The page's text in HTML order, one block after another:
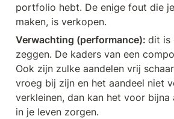
portfolio hebt. De enige fout die
maken, is verkopen.
Verwachting (performance): dit is
zeggen. De kaders van een
Ook zijn zulke aandelen vrij
vroeg bij zijn en het aandeel niet
verkleinen, dan kan het voor bijna
in je leven zorgen.